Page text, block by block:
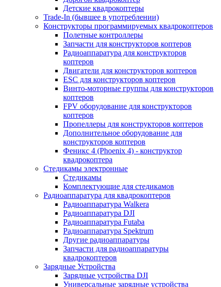
Детские квадрокоптеры
Trade-In (бывшее в употреблении)
Конструкторы программируемых квадрокоптеров
Полетные контроллеры
Запчасти для конструкторов коптеров
Радиоаппаратура для конструкторов
коптеров
Двигатели для конструкторов коптеров
ESC для конструкторов коптеров
Винто-моторные группы для конструкторов
коптеров
FPV оборудование для конструкторов
коптеров
Пропеллеры для конструкторов коптеров
Дополнительное оборудование для
конструкторов коптеров
Феникс 4 (Phoenix 4) - конструктор
квадрокоптера
Cтедикамы электронные
Стедикамы
Комплектующие для стедикамов
Радиоаппаратура для квадрокоптеров
Радиоаппаратура Walkera
Радиоаппаратура DJI
Радиоаппаратура Futaba
Радиоаппаратура Spektrum
Другие радиоаппаратуры
Запчасти для радиоаппаратуры
квадрокоптеров
Зарядные Устройства
Зарядные устройства DJI
Универсальные зарядные устройства